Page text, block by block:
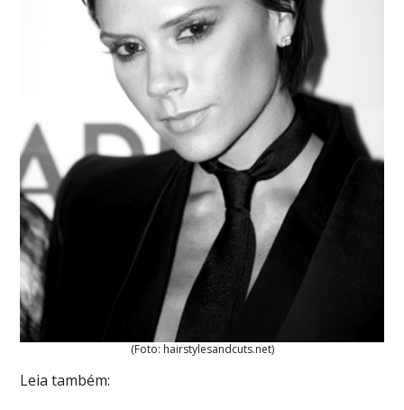
(Foto: hairstylesandcuts.net)
Leia também: